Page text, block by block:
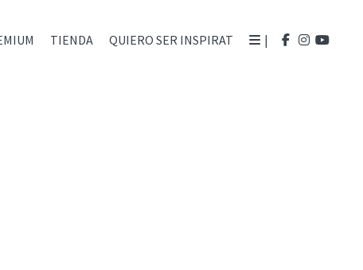
TIENDA QUIERO SER INSPIRAT |